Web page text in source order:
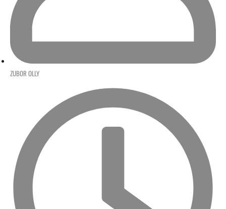
ZUBOR OLLY